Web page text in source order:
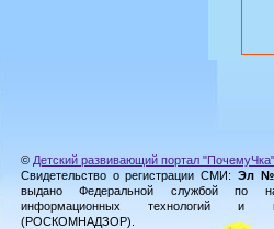
© Детский развивающий портал "ПочемуЧка"
Свидетельство о регистрации СМИ: Эл
выдано Федеральной службой по
информационных технологий и
(РОСКОМНАДЗОР).